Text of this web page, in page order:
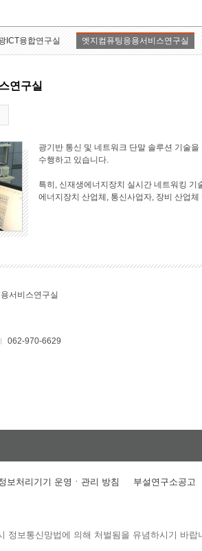
ICT융합연구실 엣지컴퓨팅응용서비스연구실
연구실
광기반 통신 및 네트워크 단말 솔루션 기술
수행하고 있습니다.
특히, 신재생에너지장치 실시간 네트워킹
에너지장치 산업체, 통신사업자, 장비 산업
서비스연구실
062-970-6629
보처리기기 운영ㆍ관리 방침 부설연구소공고
정보통신망법에 의해 처벌됨을 유념하시기 바랍